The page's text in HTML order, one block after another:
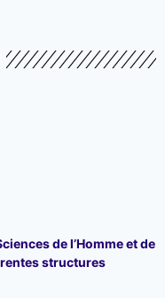
de l’Homme et de
structures